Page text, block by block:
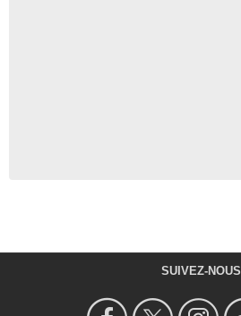
SUIVEZ-NOUS